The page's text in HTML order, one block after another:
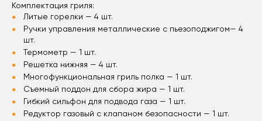
Комплектация гриля:
Литые горелки — 4 шт.
Ручки управления металлические с пьезоподжигом— 4
шт.
Термометр — 1 шт.
Решетка нижняя — 4 шт.
Многофункциональная гриль полка — 1 шт.
Съемный поддон для сбора жира — 1 шт.
Гибкий сильфон для подвода газа — 1 шт.
Редуктор газовый с клапаном безопасности — 1 шт.